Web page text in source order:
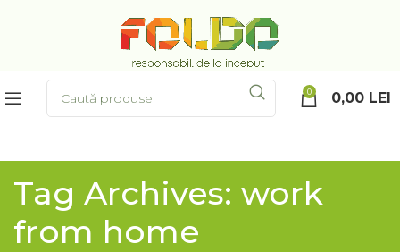
0 0,00 LEI
Tag Archives: work
from home